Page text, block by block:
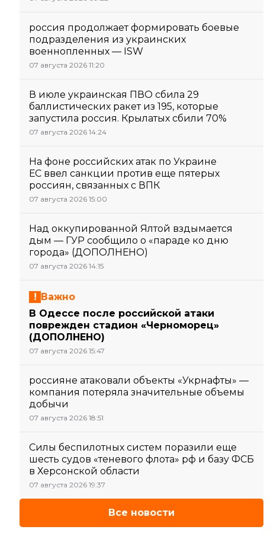
россия продолжает формировать боевые
подразделения из украинских
военнопленных — ISW
07 августа 2026 11:20
В июле украинская ПВО сбила 29
баллистических ракет из 195, которые
запустила россия. Крылатых сбили 70%
07 августа 2026 14:24
На фоне российских атак по Украине
ЕС ввел санкции против еще пятерых
россиян, связанных с ВПК
07 августа 2026 15:00
Над оккупированной Ялтой вздымается
дым — ГУР сообщило о «параде ко дню
города» (ДОПОЛНЕНО)
07 августа 2026 14:15
Важно
В Одессе после российской атаки
поврежден стадион «Черноморец»
(ДОПОЛНЕНО)
07 августа 2026 15:47
россияне атаковали объекты «Укрнафты» —
компания потеряла значительные объемы
добычи
07 августа 2026 18:51
Силы беспилотных систем поразили еще
шесть судов «теневого флота» рф и базу ФСБ
в Херсонской области
07 августа 2026 19:37
Все новости